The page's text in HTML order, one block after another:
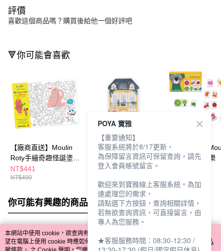
評價
喜歡這個商品嗎？購買後給他一個好評吧
🔻你可能會喜歡
【廠商直送】Moulin
Roty手繪奇趣怪誕塗鴉
紙40張
NT$441
NT$490
【廠商直送】Moulin
Roty巴黎女孩彩色書與
貼紙145張
NT$296
【廠商直送】
Roty顏色對對樂
你可能有興趣的商品 全站排行
熱門標籤
本網站中使用 cookie，欲查詢有關本網站使用 cookie 方式之詳情，及若您不希
望在電腦上使用 cookie 時應如何變更電腦的 cookie 設定，請參閱本網站「
隱私
POYA 寶雅
【重要通知】
客服系統將於8/17更新，
為保障留言資訊可保留查詢，請先
登入會員帳號留言。
歡迎來到寶雅線上客服系統。為加
速處理您的需求，
請點選下方按鈕，查詢相關詳情，
若無欲查詢資訊，可直接留言，由
專人為您服務。
★客服服務時間：08:30-12:30 /